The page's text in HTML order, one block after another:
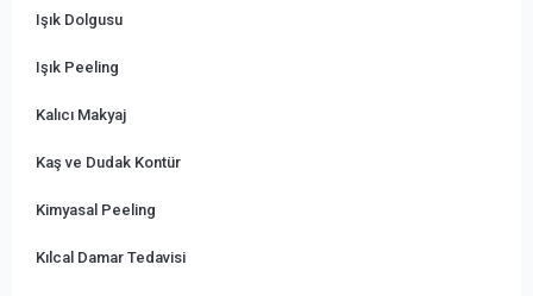
Işık Dolgusu
Işık Peeling
Kalıcı Makyaj
Kaş ve Dudak Kontür
Kimyasal Peeling
Kılcal Damar Tedavisi